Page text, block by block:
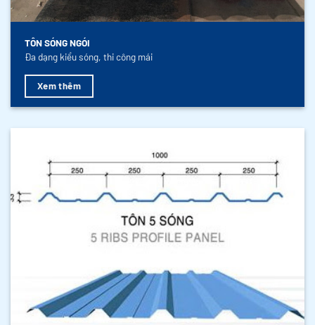
TÔN SÓNG NGÓI
Đa dạng kiểu sóng, thi công mái
Xem thêm